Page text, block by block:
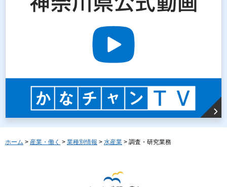
ホーム > 産業・働く > 業種別情報 > 水産業 > 調査・研究業務